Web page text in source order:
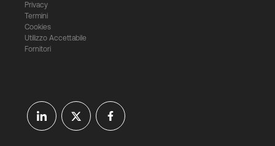
Privacy
Termini
Cookies
Utilizzo Accettabile
Fornitori